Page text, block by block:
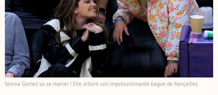
Selena Gomez va se marier ! Elle arbore son impressionnante bague de fiançailles